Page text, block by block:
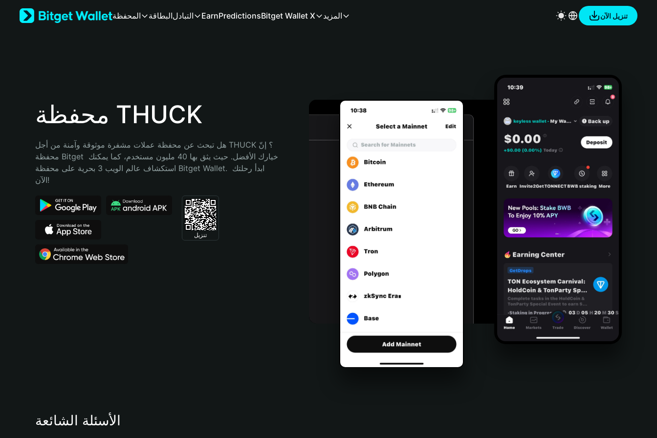
Bahasa Indonesia
Português (Brasil)
المحفظة البطاقةالتبادل EarnPredictionsBitget Wallet X المزيد تنزيل الآن
محفظة THUCK
هل تبحث عن محفظة عملات مشفرة موثوقة وآمنة من أجل THUCK؟ إنّ
محفظة Bitget خيارك الأفضل. حيث يثق بها 40 مليون مستخدم، كما يمكنك
استكشاف عالم الويب 3 بحرية على محفظة Bitget Wallet. ابدأ رحلتك
الآن!
تنزيل
الأسئلة الشائعة